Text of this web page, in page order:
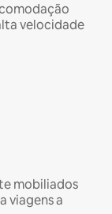
velocidade
mobiliados
viagens a